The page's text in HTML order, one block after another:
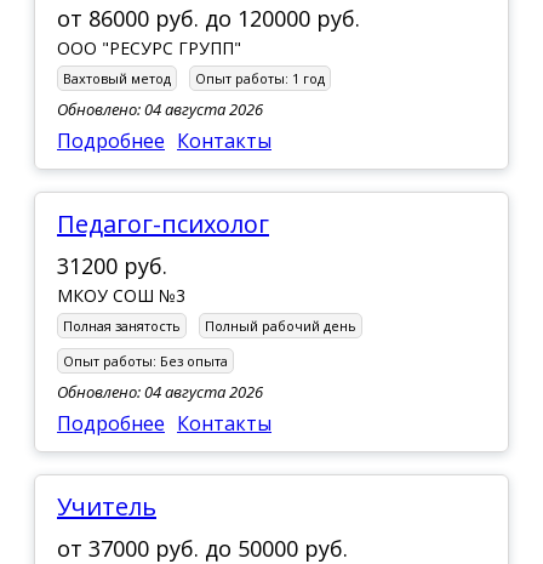
от 86000 руб. до 120000 руб.
ООО "РЕСУРС ГРУПП"
Вахтовый метод Опыт работы: 1 год
Обновлено: 04 августа 2026
Подробнее Контакты
Педагог-психолог
31200 руб.
МКОУ СОШ №3
Полная занятость
Полный рабочий день
Опыт работы: Без опыта
Обновлено: 04 августа 2026
Подробнее Контакты
Учитель
от 37000 руб. до 50000 руб.